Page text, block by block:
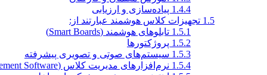
1.4.4 پیاده‌سازی و ارزیابی
1.5 تجهیزات کلاس هوشمند عبارتند از:
1.5.1 تابلوهای هوشمند (Smart Boards)
1.5.2 پروژکتورها
1.5.3 سیستم‌های صوتی و تصویری پیشرفته
1.5.4 نرم‌افزارهای مدیریت کلاس (Classroom Management Software)